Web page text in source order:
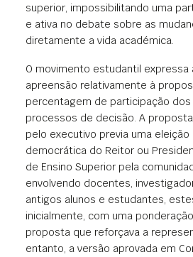
superior, impossibilitando uma
e ativa no debate sobre as
diretamente a vida académica.
O movimento estudantil expressa
apreensão relativamente à
percentagem de participação
processos de decisão. A
pelo executivo previa uma
democrática do Reitor ou
de Ensino Superior pela
envolvendo docentes,
antigos alunos e estudantes,
inicialmente, com uma
proposta que reforçava a
entanto, a versão aprovada em